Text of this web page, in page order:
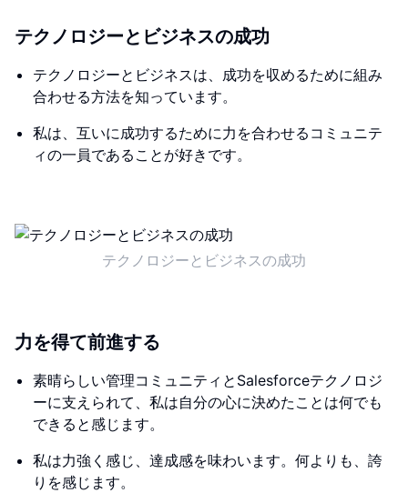
テクノロジーとビジネスの成功
テクノロジーとビジネスは、成功を収めるために組み
合わせる方法を知っています。
私は、互いに成功するために力を合わせるコミュニテ
ィの一員であることが好きです。
テクノロジーとビジネスの成功
力を得て前進する
素晴らしい管理コミュニティとSalesforceテクノロジ
ーに支えられて、私は自分の心に決めたことは何でも
できると感じます。
私は力強く感じ、達成感を味わいます。何よりも、誇
りを感じます。